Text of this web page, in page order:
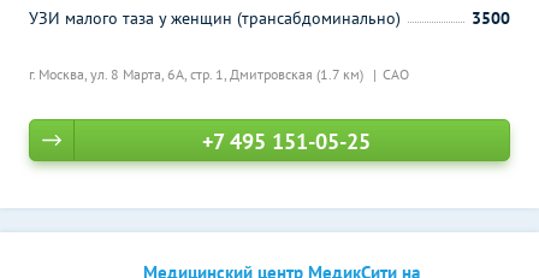
г. Москва, ул. 8 Марта, 6А, стр. 1, Дмитровская (1.7 км) САО
УЗИ малого таза у женщин (трансабдоминально)
3500
+7 495 151-05-25
Медицинский центр МедикСити на